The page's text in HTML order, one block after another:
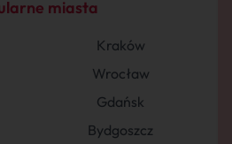
miasta
Kraków
Wrocław
Gdańsk
Bydgoszcz